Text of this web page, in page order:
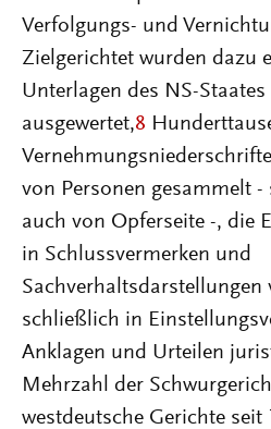
Verfolgungs- und
Zielgerichtet wurden dazu
Unterlagen des NS-
ausgewertet,8
von Personen gesammelt
auch von Opferseite -, die
in Schlussvermerken und
Sachverhaltsdarstellungen
schließlich in
Anklagen und Urteilen
Mehrzahl der
westdeutsche Gerichte seit